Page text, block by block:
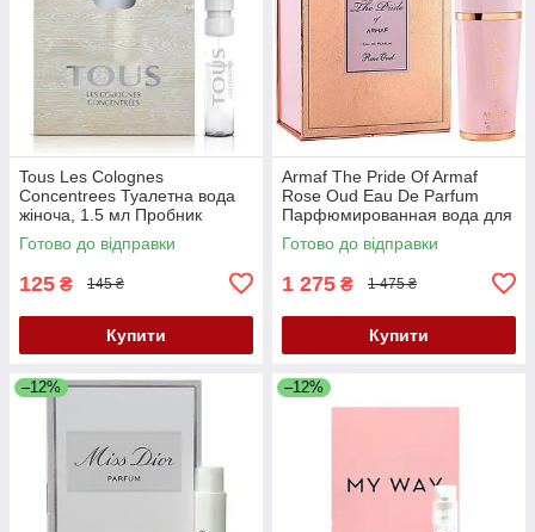
Tous Les Colognes
Concentrees Туалетна вода
жіноча, 1.5 мл Пробник
Готово до відправки
125 ₴ 145 ₴
Купити
Armaf The Pride Of Armaf
Rose Oud Eau De Parfum
Парфюмированная вода для
женщин , 100 мл
Готово до відправки
1 275 ₴ 1 475 ₴
Купити
–12% –12%